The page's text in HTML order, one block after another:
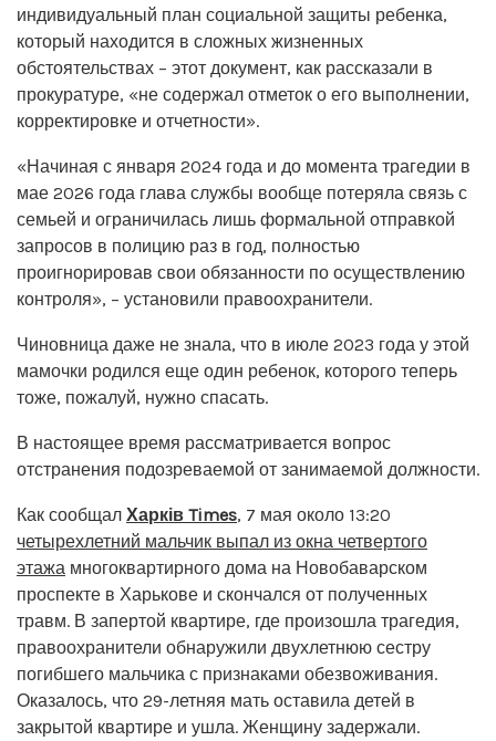
индивидуальный план социальной защиты ребенка,
который находится в сложных жизненных
обстоятельствах – этот документ, как рассказали в
прокуратуре, «не содержал отметок о его выполнении,
корректировке и отчетности».
«Начиная с января 2024 года и до момента трагедии в
мае 2026 года глава службы вообще потеряла связь с
семьей и ограничилась лишь формальной отправкой
запросов в полицию раз в год, полностью
проигнорировав свои обязанности по осуществлению
контроля», – установили правоохранители.
Чиновница даже не знала, что в июле 2023 года у этой
мамочки родился еще один ребенок, которого теперь
тоже, пожалуй, нужно спасать.
В настоящее время рассматривается вопрос
отстранения подозреваемой от занимаемой должности.
Как сообщал Харків Times, 7 мая около 13:20
четырехлетний мальчик выпал из окна четвертого
этажа многоквартирного дома на Новобаварском
проспекте в Харькове и скончался от полученных
травм. В запертой квартире, где произошла трагедия,
правоохранители обнаружили двухлетнюю сестру
погибшего мальчика с признаками обезвоживания.
Оказалось, что 29-летняя мать оставила детей в
закрытой квартире и ушла. Женщину задержали.